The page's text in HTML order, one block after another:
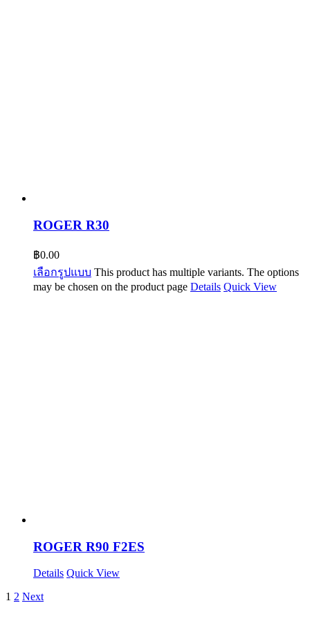
ROGER R30
฿0.00
เลือกรูปแบบ This product has multiple variants. The options
may be chosen on the product page Details Quick View
ROGER R90 F2ES
Details Quick View
1 2 Next